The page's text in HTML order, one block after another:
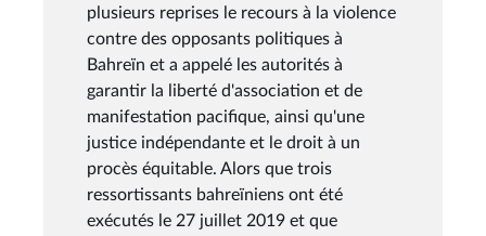
plusieurs reprises le recours à la violence
contre des opposants politiques à
Bahreïn et a appelé les autorités à
garantir la liberté d'association et de
manifestation pacifique, ainsi qu'une
justice indépendante et le droit à un
procès équitable. Alors que trois
ressortissants bahreïniens ont été
exécutés le 27 juillet 2019 et que